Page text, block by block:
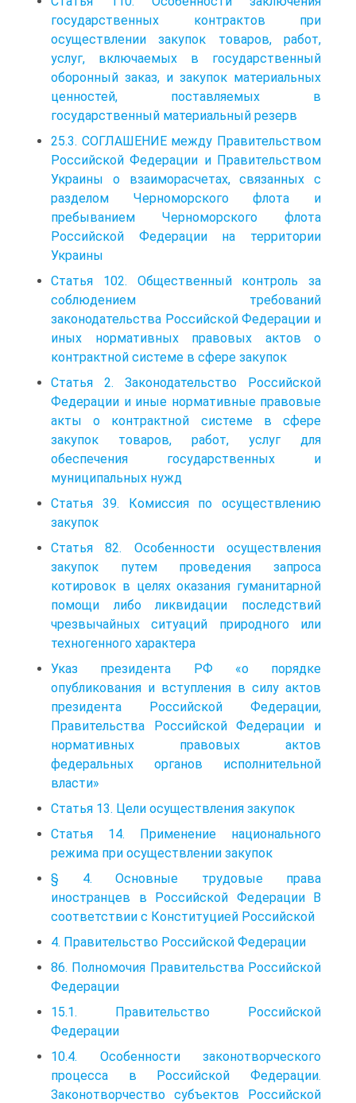
государственных контрактов при
осуществлении закупок товаров, работ,
услуг, включаемых в государственный
оборонный заказ, и закупок материальных
ценностей, поставляемых в
государственный материальный резерв
25.3. СОГЛАШЕНИЕ между Правительством
Российской Федерации и Правительством
Украины о взаиморасчетах, связанных с
разделом Черноморского флота и
пребыванием Черноморского флота
Российской Федерации на территории
Украины
Статья 102. Общественный контроль за
соблюдением требований
законодательства Российской Федерации и
иных нормативных правовых актов о
контрактной системе в сфере закупок
Статья 2. Законодательство Российской
Федерации и иные нормативные правовые
акты о контрактной системе в сфере
закупок товаров, работ, услуг для
обеспечения государственных и
муниципальных нужд
Статья 39. Комиссия по осуществлению
закупок
Статья 82. Особенности осуществления
закупок путем проведения запроса
котировок в целях оказания гуманитарной
помощи либо ликвидации последствий
чрезвычайных ситуаций природного или
техногенного характера
Указ президента РФ «о порядке
опубликования и вступления в силу актов
президента Российской Федерации,
Правительства Российской Федерации и
нормативных правовых актов
федеральных органов исполнительной
власти»
Статья 13. Цели осуществления закупок
Статья 14. Применение национального
режима при осуществлении закупок
§ 4. Основные трудовые права
иностранцев в Российской Федерации В
соответствии с Конституцией Российской
4. Правительство Российской Федерации
86. Полномочия Правительства Российской
Федерации
15.1. Правительство Российской
Федерации
10.4. Особенности законотворческого
процесса в Российской Федерации.
Законотворчество субъектов Российской